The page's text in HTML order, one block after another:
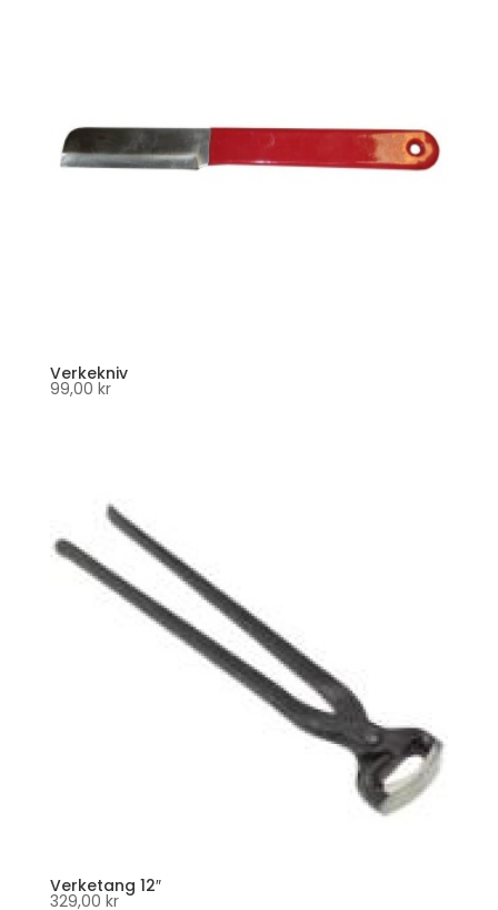
Verkekniv
99,00 kr
Verketang 12″
329,00 kr